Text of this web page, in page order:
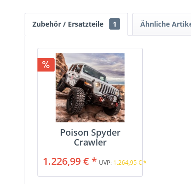
Zubehör / Ersatzteile 1 Ähnliche
Poison Spyder
Crawler
1.226,99 € * UVP:1.264,95 € *